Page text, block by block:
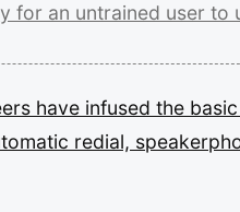
for an untrained user to
have infused the basic
redial,